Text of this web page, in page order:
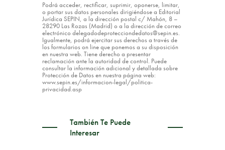
Podrá acceder, rectificar, suprimir, oponerse, limitar,
o portar sus datos personales dirigiéndose a Editorial
Jurídica SEPIN, a la dirección postal c/ Mahón, 8 –
28290 Las Rozas (Madrid) o a la dirección de correo
electrónico delegadodeprotecciondedatos@sepin.es.
Igualmente, podrá ejercitar sus derechos a través de
los formularios on line que ponemos a su disposición
en nuestra web. Tiene derecho a presentar
reclamación ante la autoridad de control. Puede
consultar la información adicional y detallada sobre
Protección de Datos en nuestra página web:
www.sepin.es/informacion-legal/politica-
privacidad.asp
También Te Puede
Interesar